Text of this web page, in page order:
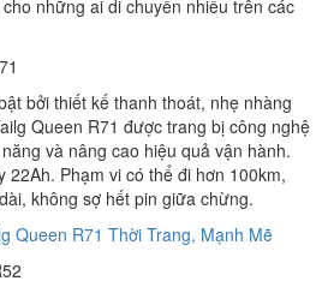
những ai di chuyển nhiều trên các
bởi thiết kế thanh thoát, nhẹ nhàng
Queen R71 được trang bị công nghệ
và nâng cao hiệu quả vận hành.
Phạm vi có thể đi hơn 100km,
không sợ hết pin giữa chừng.
Queen R71 Thời Trang, Mạnh Mẽ